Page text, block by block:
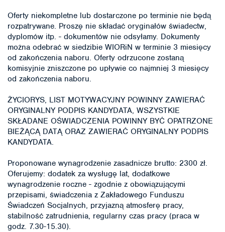
Oferty niekompletne lub dostarczone po terminie nie będą
rozpatrywane. Proszę nie składać oryginałów świadectw,
dyplomów itp. - dokumentów nie odsyłamy. Dokumenty
można odebrać w siedzibie WIORiN w terminie 3 miesięcy
od zakończenia naboru. Oferty odrzucone zostaną
komisyjnie zniszczone po upływie co najmniej 3 miesięcy
od zakończenia naboru.
ŻYCIORYS, LIST MOTYWACYJNY POWINNY ZAWIERAĆ
ORYGINALNY PODPIS KANDYDATA, WSZYSTKIE
SKŁADANE OŚWIADCZENIA POWINNY BYĆ OPATRZONE
BIEŻĄCĄ DATĄ ORAZ ZAWIERAĆ ORYGINALNY PODPIS
KANDYDATA.
Proponowane wynagrodzenie zasadnicze brutto: 2300 zł.
Oferujemy: dodatek za wysługę lat, dodatkowe
wynagrodzenie roczne - zgodnie z obowiązującymi
przepisami, świadczenia z Zakładowego Funduszu
Świadczeń Socjalnych, przyjazną atmosferę pracy,
stabilność zatrudnienia, regularny czas pracy (praca w
godz. 7.30-15.30).